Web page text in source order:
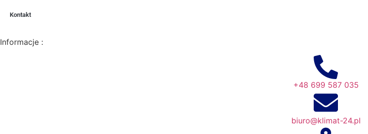
Kontakt
Informacje :
+48 699 587 035
biuro@klimat-24.pl